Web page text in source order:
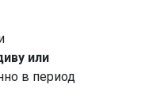
или
в период